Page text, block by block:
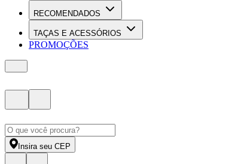
RECOMENDADOS
TAÇAS E ACESSÓRIOS
PROMOÇÕES
Insira seu CEP